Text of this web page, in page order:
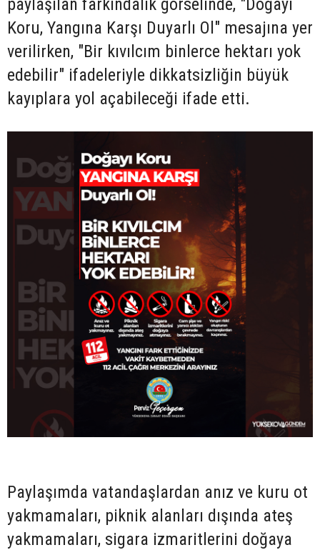
paylaşılan farkındalık görselinde, "Doğayı
Koru, Yangına Karşı Duyarlı Ol" mesajına yer
verilirken, "Bir kıvılcım binlerce hektarı yok
edebilir" ifadeleriyle dikkatsizliğin büyük
kayıplara yol açabileceği ifade etti.
Paylaşımda vatandaşlardan anız ve kuru ot
yakmamaları, piknik alanları dışında ateş
yakmamaları, sigara izmaritlerini doğaya